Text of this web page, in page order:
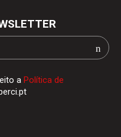
a Política de